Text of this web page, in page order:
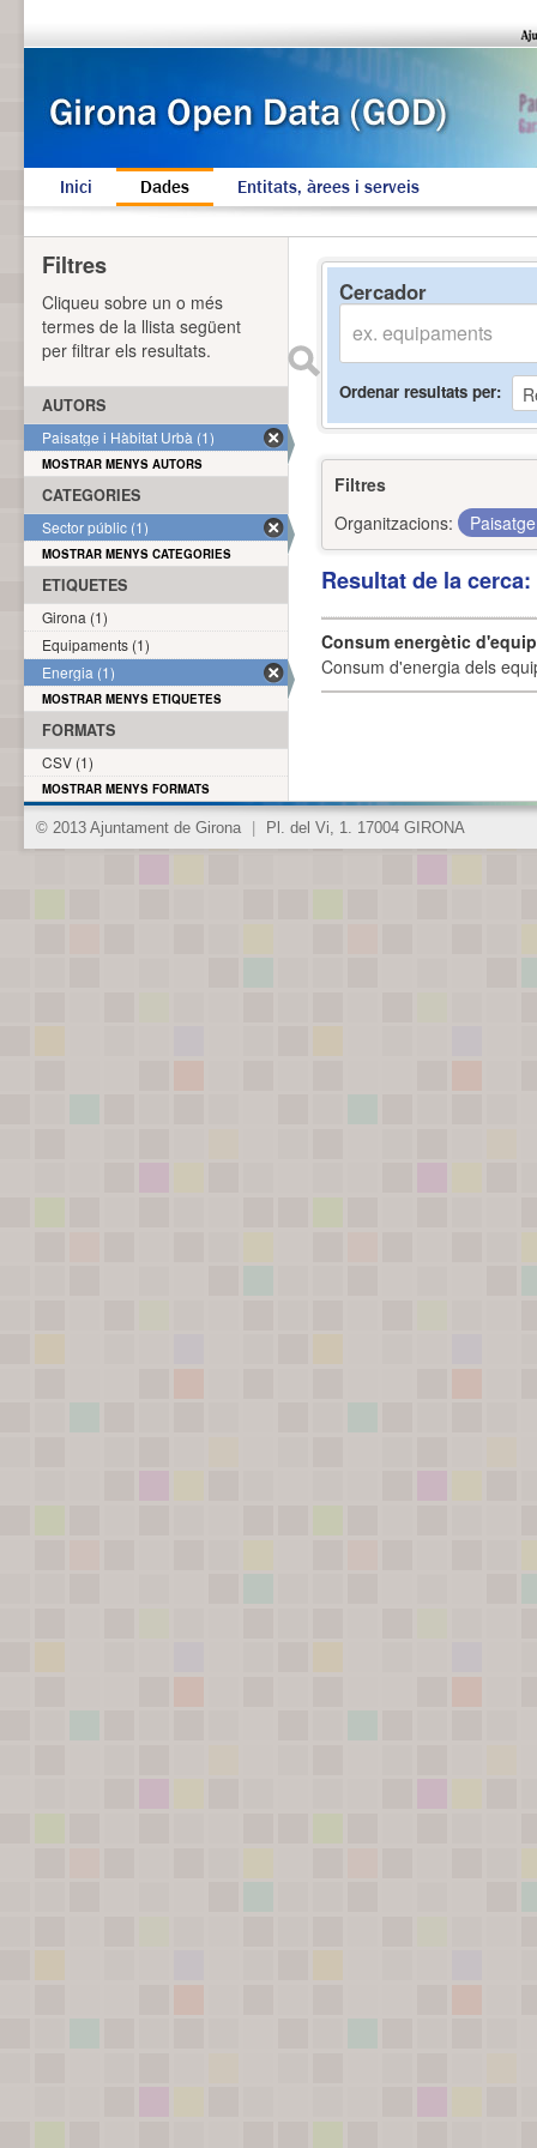
Inici Dades Entitats, àrees i serveis
Cercador
Ordenar resultats per
Filtres
Organitzacions:
Resultat de la
Consum energètic
Consum d'energia dels
Filtres
Cliqueu sobre un o més
termes de la llista següent
per filtrar els resultats.
AUTORS
Paisatge i Hàbitat Urbà (1)
MOSTRAR MENYS AUTORS
CATEGORIES
Sector públic (1)
MOSTRAR MENYS CATEGORIES
ETIQUETES
Girona (1)
Equipaments (1)
Energia (1)
MOSTRAR MENYS ETIQUETES
FORMATS
CSV (1)
MOSTRAR MENYS FORMATS
© 2013 Ajuntament de Girona Pl. del Vi, 1. 17004 GIRONA